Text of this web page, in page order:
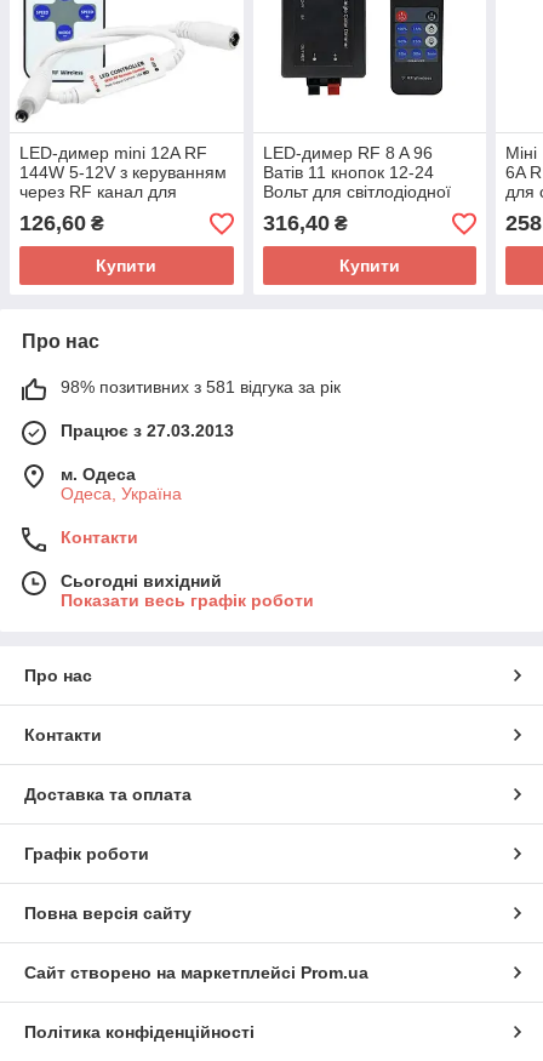
LED-димер mini 12A RF
144W 5-12V з керуванням
через RF канал для
світлодіодної стрічки
126,60 ₴
Купити
LED-димер RF 8 A 96
Ватів 11 кнопок 12-24
Вольт для світлодіодної
стрічки
316,40₴
Купити
6A
для
Про нас
98% позитивних з 581 відгука за рік
Працює з 27.03.2013
м. Одеса
Одеса, Україна
Контакти
Сьогодні вихідний
Показати весь графік роботи
Про нас
Контакти
Доставка та оплата
Графік роботи
Повна версія сайту
Сайт створено на маркетплейсі Prom.ua
Політика конфіденційності